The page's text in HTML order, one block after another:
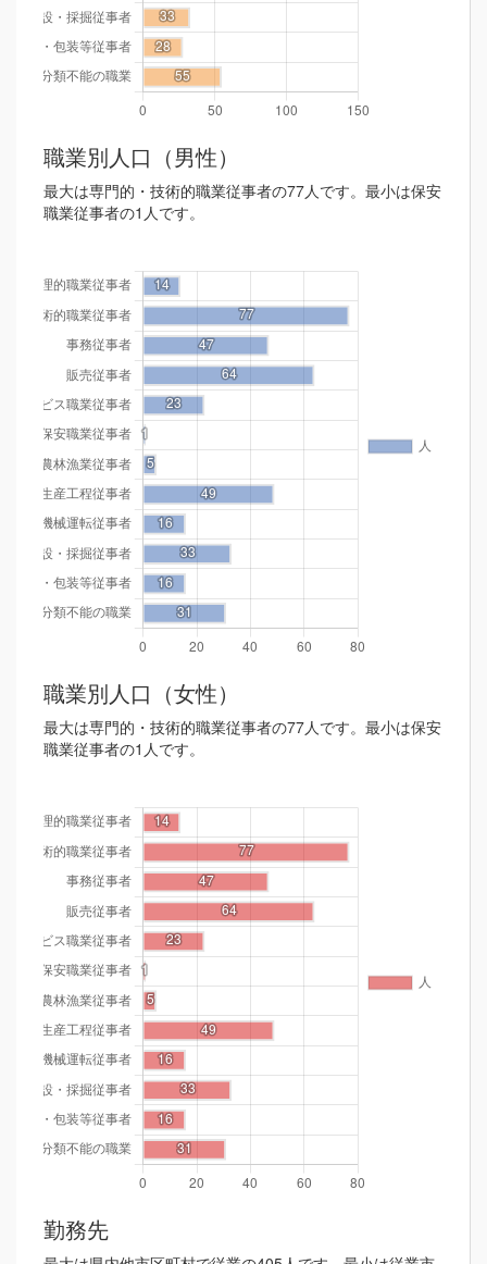
職業別人口（男性）
最大は専門的・技術的職業従事者の77人です。最小は保安
職業従事者の1人です。
職業別人口（女性）
最大は専門的・技術的職業従事者の77人です。最小は保安
職業従事者の1人です。
勤務先